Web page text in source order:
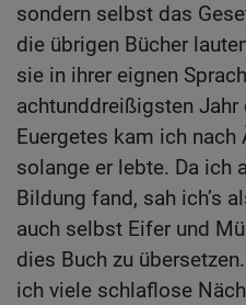
sondern selbst das
die übrigen Bücher
sie in ihrer eignen
achtunddreißigsten
Euergetes kam ich
solange er lebte. Da ich
Bildung fand, sah ich’s
auch selbst Eifer und
dies Buch zu
ich viele schlaflose